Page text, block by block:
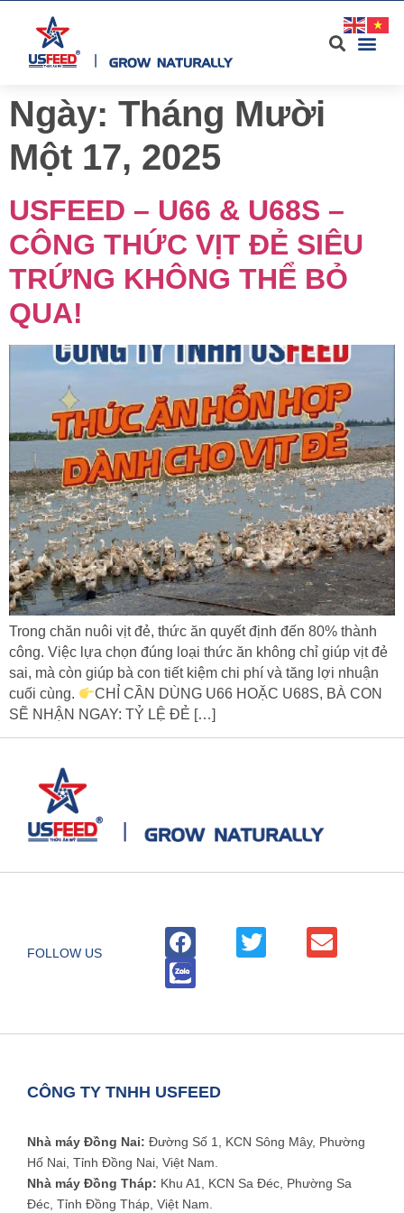
Ngày: Tháng Mười
Một 17, 2025
USFEED – U66 & U68S –
CÔNG THỨC VỊT ĐẺ SIÊU
TRỨNG KHÔNG THỂ BỎ
QUA!
Trong chăn nuôi vịt đẻ, thức ăn quyết định đến 80% thành
công. Việc lựa chọn đúng loại thức ăn không chỉ giúp vịt đẻ
sai, mà còn giúp bà con tiết kiệm chi phí và tăng lợi nhuận
cuối cùng.
CHỈ CẦN DÙNG U66 HOẶC U68S, BÀ CON
SẼ NHẬN NGAY: TỶ LỆ ĐẺ […]
FOLLOW US
CÔNG TY TNHH USFEED
Nhà máy Đồng Nai: Đường Số 1, KCN Sông Mây, Phường
Hố Nai, Tỉnh Đồng Nai, Việt Nam.
Nhà máy Đồng Tháp: Khu A1, KCN Sa Đéc, Phường Sa
Đéc, Tỉnh Đồng Tháp, Việt Nam.